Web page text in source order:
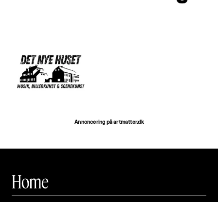
Annoncering på artmatter.dk
Home